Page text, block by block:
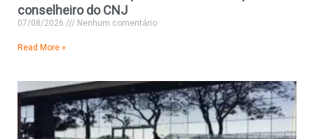
conselheiro do CNJ
07/08/2026 Nenhum comentário
Read More »